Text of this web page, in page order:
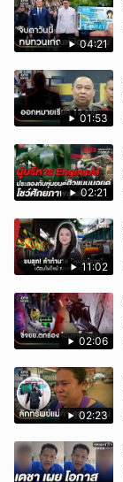
04:21
01:53
02:21
11:02
02:06
02:23